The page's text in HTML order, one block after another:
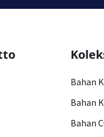
Bahan
Bahan
Bahan